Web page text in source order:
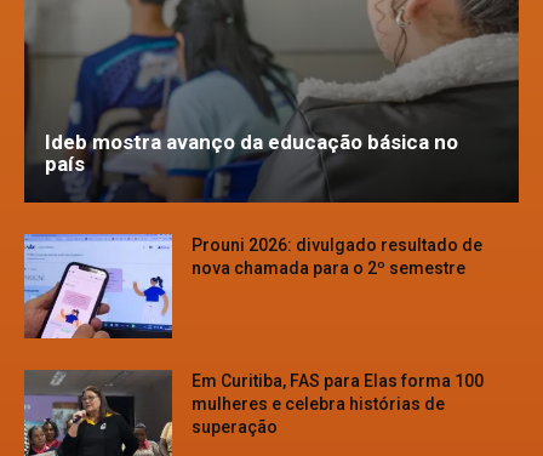
Ideb mostra avanço da educação básica no
país
Prouni 2026: divulgado resultado de
nova chamada para o 2º semestre
Em Curitiba, FAS para Elas forma 100
mulheres e celebra histórias de
superação